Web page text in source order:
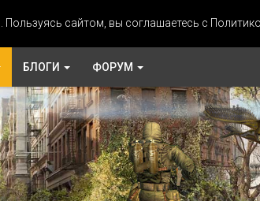
сайтом, вы соглашаетесь с
БЛОГИ ФОРУМ